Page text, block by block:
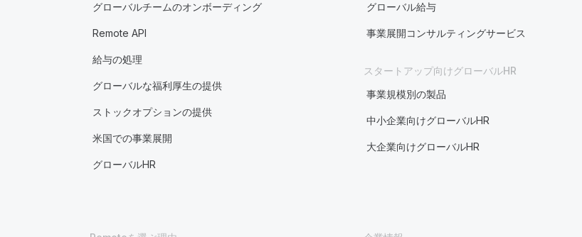
グローバルチームのオンボーディング
Remote API
給与の処理
グローバルな福利厚生の提供
ストックオプションの提供
米国での事業展開
グローバルHR
グローバル給与
事業展開コンサルティングサービス
スタートアップ向けグローバルHR
事業規模別の製品
中小企業向けグローバルHR
大企業向けグローバルHR